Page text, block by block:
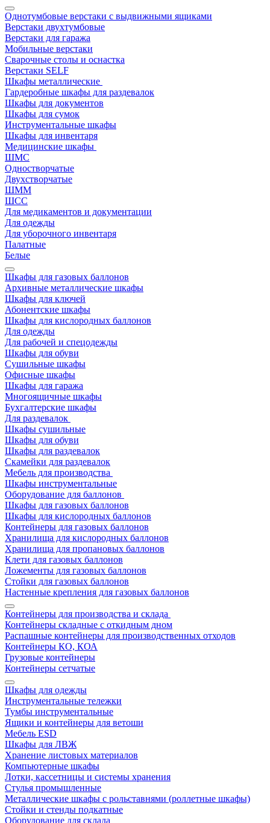
Однотумбовые верстаки с выдвижными ящиками
Верстаки двухтумбовые
Верстаки для гаража
Мобильные верстаки
Сварочные столы и оснастка
Верстаки SELF
Шкафы металлические
Гардеробные шкафы для раздевалок
Шкафы для документов
Шкафы для сумок
Инструментальные шкафы
Шкафы для инвентаря
Медицинские шкафы
ШМС
Одностворчатые
Двухстворчатые
ШММ
ШСС
Для медикаментов и документации
Для одежды
Для уборочного инвентаря
Палатные
Белые
Шкафы для газовых баллонов
Архивные металлические шкафы
Шкафы для ключей
Абонентские шкафы
Шкафы для кислородных баллонов
Для одежды
Для рабочей и спецодежды
Шкафы для обуви
Сушильные шкафы
Офисные шкафы
Шкафы для гаража
Многоящичные шкафы
Бухгалтерские шкафы
Для раздевалок
Шкафы сушильные
Шкафы для обуви
Шкафы для раздевалок
Скамейки для раздевалок
Мебель для производства
Шкафы инструментальные
Оборудование для баллонов
Шкафы для газовых баллонов
Шкафы для кислородных баллонов
Контейнеры для газовых баллонов
Хранилища для кислородных баллонов
Хранилища для пропановых баллонов
Клети для газовых баллонов
Ложементы для газовых баллонов
Стойки для газовых баллонов
Настенные крепления для газовых баллонов
Контейнеры для производства и склада
Контейнеры складные с откидным дном
Распашные контейнеры для производственных отходов
Контейнеры КО, КОА
Грузовые контейнеры
Контейнеры сетчатые
Шкафы для одежды
Инструментальные тележки
Тумбы инструментальные
Ящики и контейнеры для ветоши
Мебель ESD
Шкафы для ЛВЖ
Хранение листовых материалов
Компьютерные шкафы
Лотки, кассетницы и системы хранения
Стулья промышленные
Металлические шкафы с рольставнями (роллетные шкафы)
Стойки и стенды подкатные
Оборудование для склада